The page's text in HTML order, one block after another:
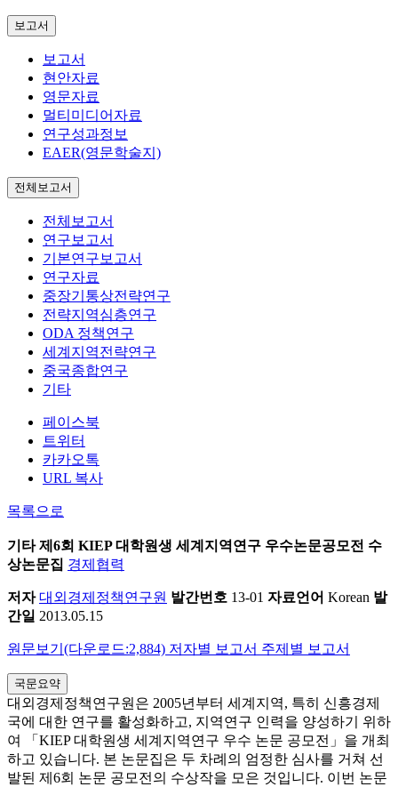
보고서
보고서
현안자료
영문자료
멀티미디어자료
연구성과정보
EAER(영문학술지)
전체보고서
전체보고서
연구보고서
기본연구보고서
연구자료
중장기통상전략연구
전략지역심층연구
ODA 정책연구
세계지역전략연구
중국종합연구
기타
페이스북
트위터
카카오톡
URL 복사
목록으로
기타제6회 KIEP 대학원생 세계지역연구 우수논문공모전 수
상논문집 경제협력
저자 대외경제정책연구원 발간번호 13-01 자료언어 Korean 발
간일 2013.05.15
원문보기(다운로드:2,884) 저자별 보고서 주제별 보고서
국문요약
대외경제정책연구원은 2005년부터 세계지역, 특히 신흥경제
국에 대한 연구를 활성화하고, 지역연구 인력을 양성하기 위하
여 「KIEP 대학원생 세계지역연구 우수 논문 공모전」을 개최
하고 있습니다. 본 논문집은 두 차례의 엄정한 심사를 거쳐 선
발된 제6회 논문 공모전의 수상작을 모은 것입니다. 이번 논문